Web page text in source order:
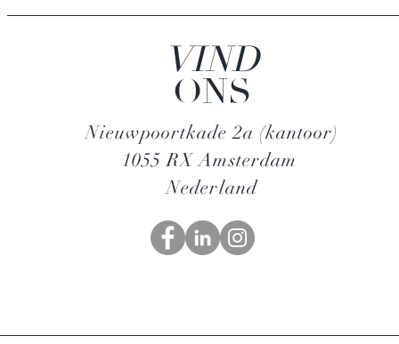
VIND
ONS
Nieuwpoortkade 2a (kantoor)
1055 RX Amsterdam
Nederland